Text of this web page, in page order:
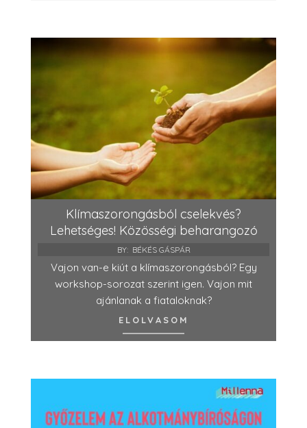
Klímaszorongásból cselekvés?
Lehetséges! Közösségi beharangozó
BY: BÉKÉS GÁSPÁR
Vajon van-e kiút a klímaszorongásból? Egy
workshop-sorozat szerint igen. Vajon mit
ajánlanak a fiataloknak?
ELOLVASOM